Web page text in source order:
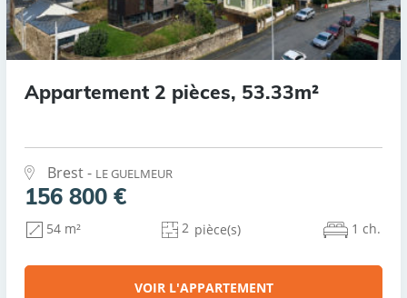
Appartement 2 pièces, 53.33m²
Brest - LE GUELMEUR
156 800 €
54 m² 2 pièce(s) 1 ch.
VOIR L'APPARTEMENT